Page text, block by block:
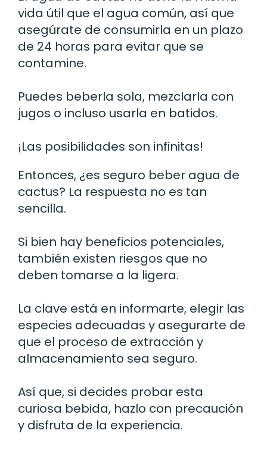
vida útil que el agua común, así que
asegúrate de consumirla en un plazo
de 24 horas para evitar que se
contamine.
Puedes beberla sola, mezclarla con
jugos o incluso usarla en batidos.
¡Las posibilidades son infinitas!
Entonces, ¿es seguro beber agua de
cactus? La respuesta no es tan
sencilla.
Si bien hay beneficios potenciales,
también existen riesgos que no
deben tomarse a la ligera.
La clave está en informarte, elegir las
especies adecuadas y asegurarte de
que el proceso de extracción y
almacenamiento sea seguro.
Así que, si decides probar esta
curiosa bebida, hazlo con precaución
y disfruta de la experiencia.